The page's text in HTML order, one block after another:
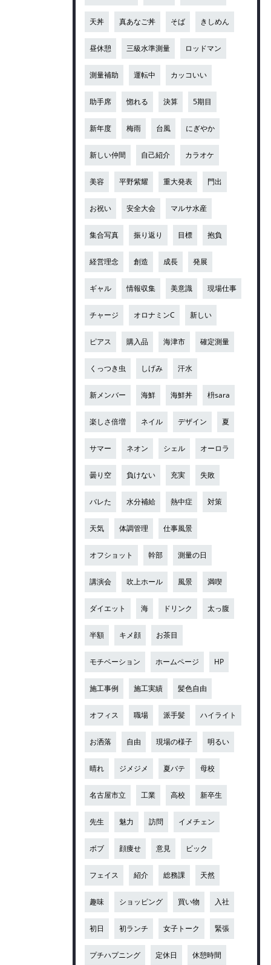
天丼 真あなご丼 そば きしめん
昼休憩 三級水準測量 ロッドマン
測量補助 運転中 カッコいい
助手席 惚れる 決算 5期目
新年度 梅雨 台風 にぎやか
新しい仲間 自己紹介 カラオケ
美容 平野紫耀 重大発表 門出
お祝い 安全大会 マルサ水産
集合写真 振り返り 目標 抱負
経営理念 創造 成長 発展
ギャル 情報収集 美意識 現場仕事
チャージ オロナミンC 新しい
ピアス 購入品 海津市 確定測量
くっつき虫 しげみ 汗水
新メンバー 海鮮 海鮮丼 枡sara
楽しさ倍増 ネイル デザイン 夏
サマー ネオン シェル オーロラ
曇り空 負けない 充実 失敗
バレた 水分補給 熱中症 対策
天気 体調管理 仕事風景
オフショット 幹部 測量の日
講演会 吹上ホール 風景 満喫
ダイエット 海 ドリンク 太っ腹
半額 キメ顔 お茶目
モチベーション ホームページ HP
施工事例 施工実績 髪色自由
オフィス 職場 派手髪 ハイライト
お洒落 自由 現場の様子 明るい
晴れ ジメジメ 夏バテ 母校
名古屋市立 工業 高校 新卒生
先生 魅力 訪問 イメチェン
ボブ 顔痩せ 意見 ビック
フェイス 紹介 総務課 天然
趣味 ショッピング 買い物 入社
初日 初ランチ 女子トーク 緊張
プチハプニング 定休日 休憩時間